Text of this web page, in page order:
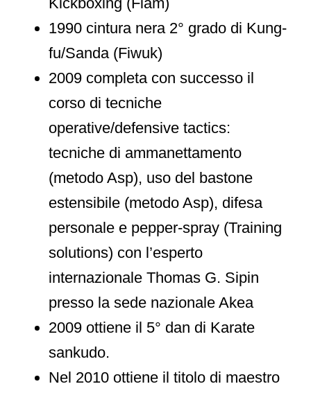
1990 cintura nera 2° grado di Kung-
fu/Sanda (Fiwuk)
2009 completa con successo il
corso di tecniche
operative/defensive tactics:
tecniche di ammanettamento
(metodo Asp), uso del bastone
estensibile (metodo Asp), difesa
personale e pepper-spray (Training
solutions) con l’esperto
internazionale Thomas G. Sipin
presso la sede nazionale Akea
2009 ottiene il 5° dan di Karate
sankudo.
Nel 2010 ottiene il titolo di maestro